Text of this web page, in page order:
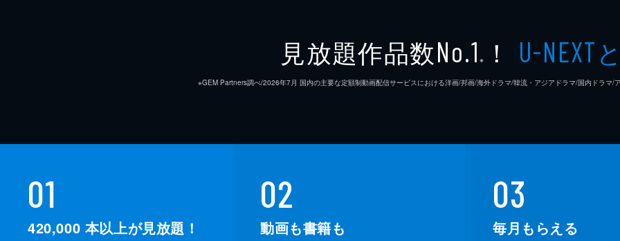
見放題作品数No.1 ※ ！ U-NEXT
※GEM Partners調べ/2026年7⽉ 国内の主要な定額制動画配信サービスにおける洋画/邦画/海外ドラマ/韓流・アジアドラマ/国内ドラマ/
01
420,000 本以上が見放題！
02
動画も書籍も
03
毎月もらえる